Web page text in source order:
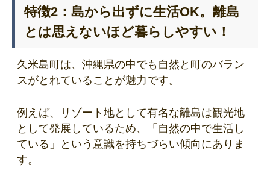
特徴2：島から出ずに生活OK。離島
とは思えないほど暮らしやすい！
久米島町は、沖縄県の中でも自然と町のバラン
スがとれていることが魅力です。
例えば、リゾート地として有名な離島は観光地
として発展しているため、「自然の中で生活し
ている」という意識を持ちづらい傾向にありま
す。